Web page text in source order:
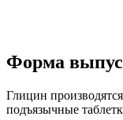
Форма
Глицин
подъязычные